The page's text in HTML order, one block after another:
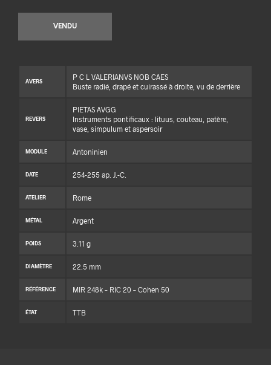
VENDU
AVERS
P C L VALERIANVS NOB CAES
Buste radié, drapé et cuirassé à droite, vu de derrière
REVERS
PIETAS AVGG
Instruments pontificaux : lituus, couteau, patère,
vase, simpulum et aspersoir
MODULE Antoninien
DATE 254-255 ap. J.-C.
ATELIER Rome
MÉTAL Argent
POIDS 3.11 g
DIAMÈTRE 22.5 mm
RÉFÉRENCE MIR 248k – RIC 20 – Cohen 50
ÉTAT TTB